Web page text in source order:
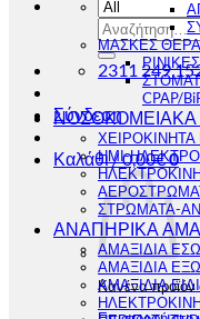
Αναζήτηση
για:
2311 249
Σύνδεση
Καλάθι /0,00€0
Κανένα προϊόν
ΜΑΣΚΕΣ
CPAP/
ΝΟΣΟΚΟΜΕΙΑΚΑ
ΧΕΙΡΟΚΙΝΗΤΑ
ΗΜΙ-
ΣΤΡΩΜΑΤΑ-
ΑΝΑΠΗΡΙΚΑ
ΑΜΑΞΙΔΙΑ
ΑΜΑΞΙΔΙΑ
ΑΜΑΞΙΔΙΑ